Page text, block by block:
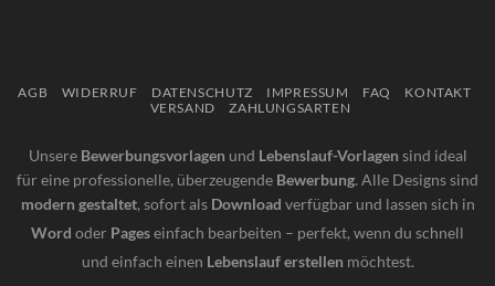
AGB WIDERRUF DATENSCHUTZ IMPRESSUM FAQ
KONTAKT
VERSAND
ZAHLUNGSARTEN
Unsere Bewerbungsvorlagen und Lebenslauf-Vorlagen sind ideal
für eine professionelle, überzeugende Bewerbung. Alle Designs sind
modern gestaltet, sofort als Download verfügbar und lassen sich in
Word oder Pageseinfach bearbeiten – perfekt, wenn du schnell
und einfach einen Lebenslauf erstellen möchtest.